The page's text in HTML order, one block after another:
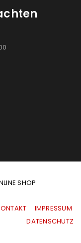
SHOP
IMPRESSUM
|DATENSCHUTZ